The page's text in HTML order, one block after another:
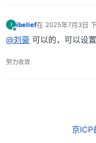
I
离线
ibelief在 2025年7月3日
最后由 编辑
@刘豪 可以的，可以设
努力收敛
京ICP